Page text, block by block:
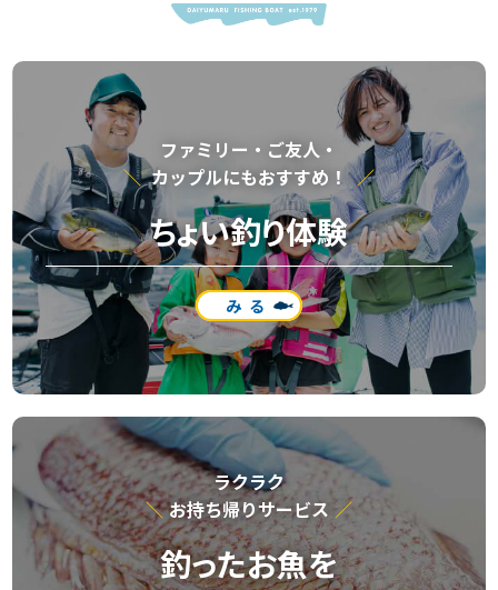
ファミリー・ご友⼈・
カップルにもおすすめ！
ちょい釣り体験
みる
ラクラク
お持ち帰りサービス
釣ったお魚を